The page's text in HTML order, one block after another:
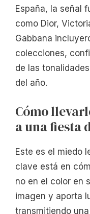
España, la señal
como Dior,
Gabbana
colecciones,
de las
del año.
Cómo
a una fiesta
Este es el miedo
clave está en
no en el color en
imagen y aporta
transmitiendo